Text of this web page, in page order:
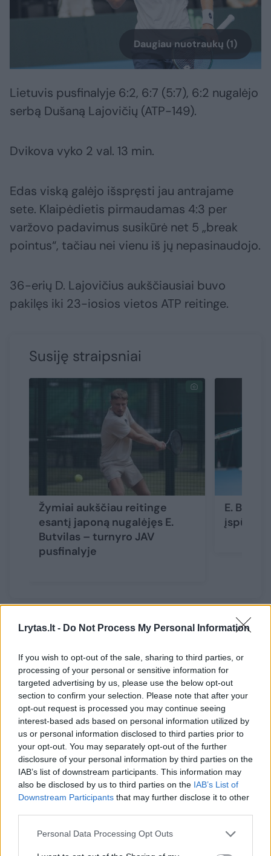
Lrytas.lt - Do Not Process My Personal Information
If you wish to opt-out of the sale, sharing to third parties, or
processing of your personal or sensitive information for
targeted advertising by us, please use the below opt-out
section to confirm your selection. Please note that after your
opt-out request is processed you may continue seeing
interest-based ads based on personal information utilized by
us or personal information disclosed to third parties prior to
your opt-out. You may separately opt-out of the further
disclosure of your personal information by third parties on the
IAB’s list of downstream participants. This information may
also be disclosed by us to third parties on the IAB’s List of
Downstream Participants that may further disclose it to other
Personal Data Processing Opt Outs
Daugiau nuotraukų (1)
Lietuvis pusfinalyje 6:2, 6:7 (5:7), 6:2 nugalėjo
serbą Dušaną Lajovičių (ATP-149).
Dvikova vyko 2 val. 13 min.
Edas viską galėjo išspręsti jau antrajame
sete. Klaipėdietis pirmaudamas 4:3 per
varžovo padavimus susikūrė net 5 „break
pointus“, tačiau nei vienu iš jų nepasinaudojo.
36-erių D. Lajovičius aukščiausiai buvo
pakilęs iki 23-iosios vietos ATP reitinge.
Susiję straipsniai
Žymiai aukščiau reitinge
esantį japoną nugalėjęs E.
Butvilas – turnyro JAV
pusfinalyje
E.
Finale E. Butvilui iššūkį mes amerikietis Andre
savo tautietį Spencerį Johnsoną (ATP-524).
E. Butvilas jau užsitikrino 44 reitingo taškus ir
9,6 tūkst. JAV dolerių.
Nugalėjus turnyre, Edui atitektų 75 reitingo
taškai bei 17 tūkst. JAV dolerių.